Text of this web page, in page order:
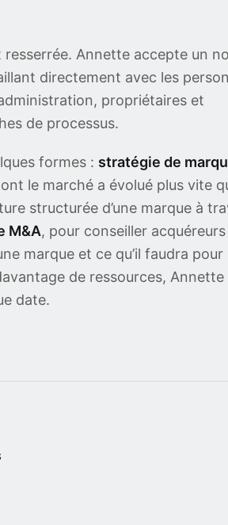
Annette accepte un
directement avec les
propriétaires et
de processus.
formes : stratégie de
le marché a évolué plus vite
structurée d’une marque à
M&A, pour conseiller
marque et ce qu’il faudra pour
de ressources, Annette
date.